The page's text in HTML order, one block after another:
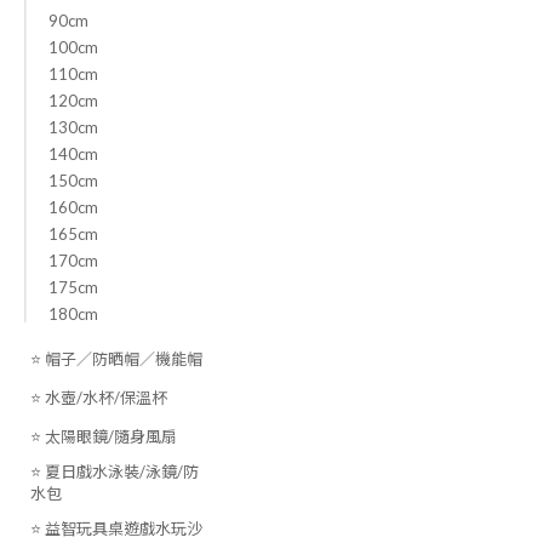
90cm
100cm
110cm
120cm
130cm
140cm
150cm
160cm
165cm
170cm
175cm
180cm
⭐ 帽子／防晒帽／機能帽
⭐ 水壺/水杯/保溫杯
⭐ 太陽眼鏡/隨身風扇
⭐ 夏日戲水泳裝/泳鏡/防
水包
⭐ 益智玩具桌遊戲水玩沙